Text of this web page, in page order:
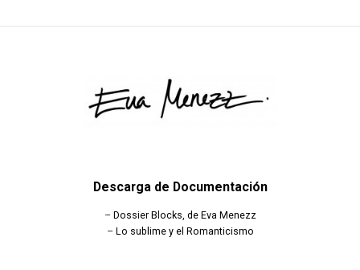
Descarga de Documentación
– Dossier Blocks, de Eva Menezz
– Lo sublime y el Romanticismo